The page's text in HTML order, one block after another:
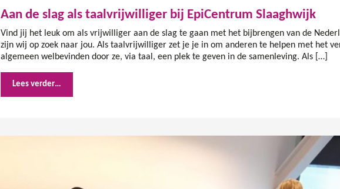
Aan de slag als taalvrijwilliger bij EpiCentrum Slaaghwijk
Vind jij het leuk om als vrijwilliger aan de slag te gaan met het bijbrengen van de
zijn wij op zoek naar jou. Als taalvrijwilliger zet je je in om anderen te helpen met het
algemeen welbevinden door ze, via taal, een plek te geven in de samenleving. Als […]
Lees verder…